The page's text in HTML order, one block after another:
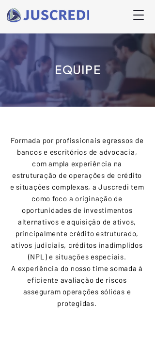
EQUIPE
Formada por profissionais egressos de
bancos e escritórios de advocacia,
com ampla experiência na
estruturação de operações de crédito
e situações complexas, a Juscredi tem
como foco a originação de
oportunidades de investimentos
alternativos e aquisição de ativos,
principalmente crédito estruturado,
ativos judiciais, créditos inadimplidos
(NPL) e situações especiais.
A experiência do nosso time somada à
eficiente avaliação de riscos
asseguram operações sólidas e
protegidas.